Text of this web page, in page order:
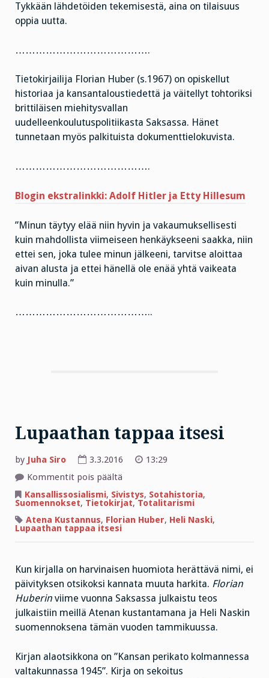
Tykkään lähdetöiden tekemisestä, aina on tilaisuus
oppia uutta.
………………………………….
Tietokirjailija Florian Huber (s.1967) on opiskellut
historiaa ja kansantaloustiedettä ja väitellyt tohtoriksi
brittiläisen miehitysvallan
uudelleenkoulutuspolitiikasta Saksassa. Hänet
tunnetaan myös palkituista dokumenttielokuvista.
………………………………….
Blogin ekstralinkki: Adolf Hitler ja Etty Hillesum
”Minun täytyy elää niin hyvin ja vakaumuksellisesti
kuin mahdollista viimeiseen henkäykseeni saakka, niin
ettei sen, joka tulee minun jälkeeni, tarvitse aloittaa
aivan alusta ja ettei hänellä ole enää yhtä vaikeata
kuin minulla.”
…………………………………..
Lupaathan tappaa itsesi
by Juha Siro 3.3.2016
13:29
Kommentit pois päältä
tappaa
itsesi
Kansallissosialismi, Sivistys, Sotahistoria,
Suomennokset, Tietokirjat,Totalitarismi
Atena Kustannus, Florian Huber, Heli Naski,
Lupaathan tappaa itsesi
Kun kirjalla on harvinaisen huomiota herättävä nimi, ei
päivityksen otsikoksi kannata muuta harkita. Florian
Huberin viime vuonna Saksassa julkaistu teos
julkaistiin meillä Atenan kustantamana ja Heli Naskin
suomennoksena tämän vuoden tammikuussa.
Kirjan alaotsikkona on ”Kansan perikato kolmannessa
valtakunnassa 1945”. Kirja on sekoitus